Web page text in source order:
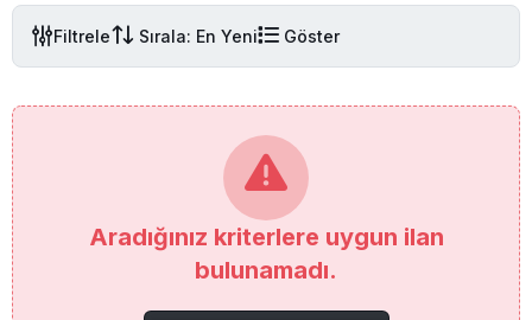
Filtrele Sırala: En Yeni Göster
Aradığınız kriterlere uygun ilan
bulunamadı.